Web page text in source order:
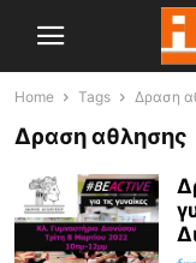
Home Tags Δραση
Δραση αθλησης